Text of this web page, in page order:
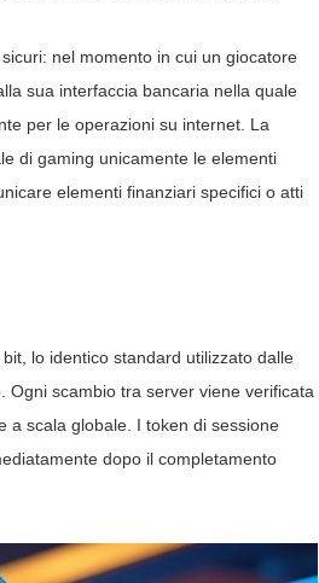
nel momento in cui un giocatore
sua interfaccia bancaria nella quale
per le operazioni su internet. La
di gaming unicamente le elementi
elementi finanziari specifici o atti
lo identico standard utilizzato dalle
scambio tra server viene verificata
a scala globale. I token di sessione
dopo il completamento